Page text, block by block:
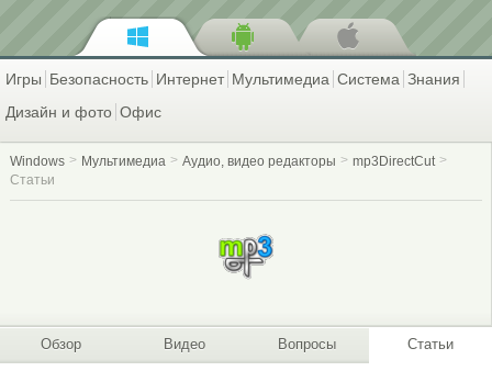
Игры Безопасность Интернет Мультимедиа Система Знания
Дизайн и фото Офис
Windows Мультимедиа Аудио, видео редакторы
mp3DirectCut
Статьи
Обзор Видео Вопросы Статьи